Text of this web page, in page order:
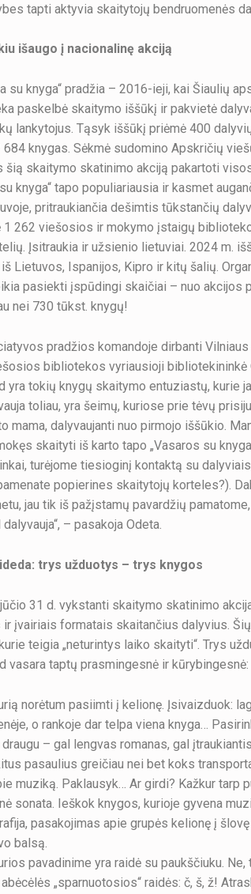
tapti aktyvia skaitytojų bendruomenės
išaugo į nacionalinę akciją
su knyga“ pradžia – 2016-ieji, kai Šiaulių
paskelbė skaitymo iššūkį ir pakvietė
lankytojus. Tąsyk iššūkį priėmė 400
knygas. Sėkmė sudomino Apskričių
šią skaitymo skatinimo akciją pakartoti
knyga“ tapo populiariausia ir kasmet
pritraukiančia dešimtis tūkstančių
1 262 viešosios ir mokymo įstaigų
Įsitraukia ir užsienio lietuviai. 2024 m.
Lietuvos, Ispanijos, Kipro ir kitų šalių.
pasiekti įspūdingi skaičiai – nuo akcijos
nei 730 tūkst. knygų!
pradžios komandoje dirbanti
bibliotekos vyriausioji bibliotekininkė
yra tokių knygų skaitymo entuziastų, kurie
toliau, yra šeimų, kuriose prie tėvų
mama, dalyvaujanti nuo pirmojo iššūkio.
skaityti iš karto tapo „Vasaros su
turėjome tiesioginį kontaktą su
popierines skaitytojų korteles?).
jau tik iš pažįstamų pavardžių
– pasakoja Odeta.
trys užduotys – trys knygos
31 d. vykstanti skaitymo skatinimo
ir įvairiais formatais skaitančius dalyvius.
teigia „neturintys laiko skaityti“. Trys
vasara taptų prasmingesnė ir kūrybingesnė:
norėtum pasiimti į kelionę. Įsivaizduok:
o rankoje dar telpa viena knyga…
– gal lengvas romanas, gal
pasaulius greičiau nei bet koks
muziką. Paklausyk… Ar girdi? Kažkur tarp
sonata. Ieškok knygos, kurioje gyvena
pasakojimas apie grupės kelionę į šlovę
balsą.
pavadinime yra raidė su paukščiuku. Ne,
„sparnuotosios“ raidės: č, š, ž!